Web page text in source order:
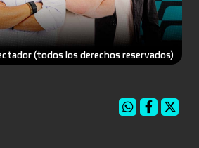
(todos los derechos reservados)